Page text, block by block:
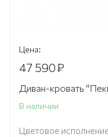
Цена:
47 590₽
Диван-кровать
В наличии
Цветовое